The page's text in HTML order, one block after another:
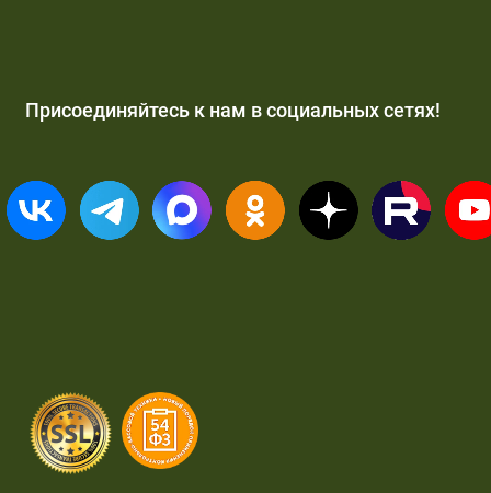
Присоединяйтесь к нам в социальных сетях!